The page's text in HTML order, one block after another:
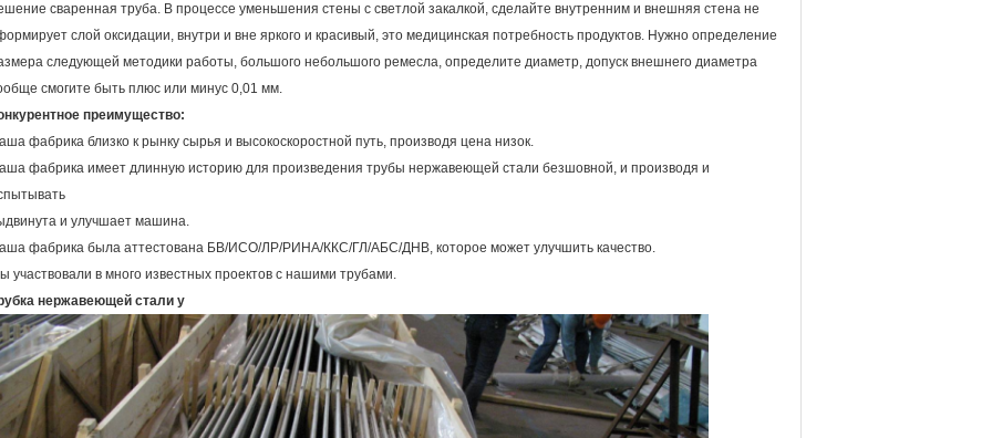
сваренная труба. В процессе уменьшения стены с светлой закалкой, сделайте внутренним и внешняя стена не
слой оксидации, внутри и вне яркого и красивый, это медицинская потребность продуктов. Нужно определение
следующей методики работы, большого небольшого ремесла, определите диаметр, допуск внешнего диаметра
смогите быть плюс или минус 0,01 мм.
преимущество:
фабрика близко к рынку сырья и высокоскоростной путь, производя цена низок.
фабрика имеет длинную историю для произведения трубы нержавеющей стали безшовной, и производя и
и улучшает машина.
фабрика была аттестована БВ/ИСО/ЛР/РИНА/ККС/ГЛ/АБС/ДНВ, которое может улучшить качество.
участвовали в много известных проектов с нашими трубами.
нержавеющей стали у